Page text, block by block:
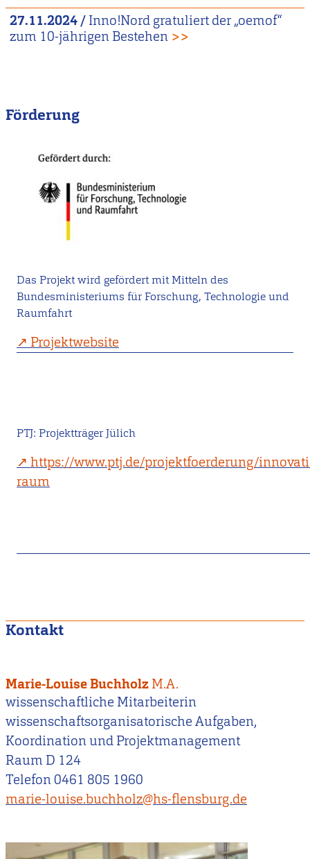
27.11.2024 / Inno!Nord gratuliert der „oemof“
zum 10-jährigen Bestehen >>
Förderung
Das Projekt wird gefördert mit Mitteln des
Bundesministeriums für Forschung, Technologie und
Raumfahrt
Projektwebsite
PTJ: Projektträger Jülich
https://www.ptj.de/projektfoerderung/
raum
Kontakt
Marie-Louise Buchholz M.A.
wissenschaftliche Mitarbeiterin
wissenschaftsorganisatorische Aufgaben,
Koordination und Projektmanagement
Raum D 124
Telefon 0461 805 1960
marie-louise.buchholz@hs-flensburg.de